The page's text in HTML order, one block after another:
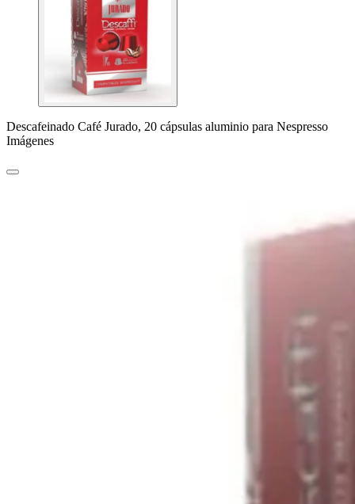
Descafeinado Café Jurado, 20 cápsulas aluminio para Nespresso
Imágenes